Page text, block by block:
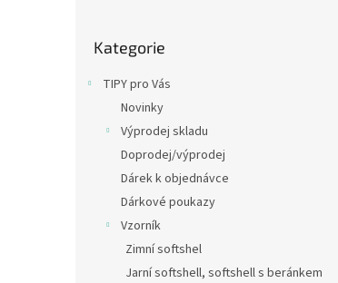
kategorie
Kategorie
TIPY pro Vás
Novinky
Výprodej skladu
Doprodej/výprodej
Dárek k objednávce
Dárkové poukazy
Vzorník
Zimní softshel
Jarní softshell, softshell s beránkem